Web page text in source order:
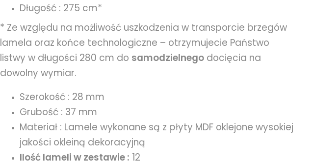
Długość : 275 cm*
* Ze względu na możliwość uszkodzenia w transporcie brzegów
lamela oraz końce technologiczne – otrzymujecie Państwo
listwy w długości 280 cm do samodzielnegodocięcia na
dowolny wymiar.
Szerokość : 28 mm
Grubość : 37 mm
Materiał : Lamele wykonane są z płyty MDF oklejone wysokiej
jakości okleiną dekoracyjną
Ilość lameli w zestawie : 12